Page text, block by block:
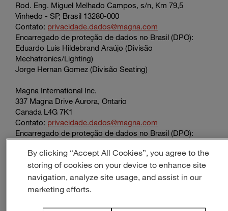
Rod. Eng. Miguel Melhado Campos, s/n, Km 79,5
Vinhedo - SP, Brasil 13280-000
Contato: privacidade.dados@magna.com
Encarregado de proteção de dados no Brasil (DPO):
Eduardo Luis Hildebrand Araújo (Divisão
Mechatronics/Lighting)
Jorge Hernan Gomez (Divisão Seating)
Magna International Inc.
337 Magna Drive Aurora, Ontario
Canada L4G 7K1
Contato: privacidade.dados@magna.com
Encarregado de proteção de dados no Brasil (DPO):
Encontre abaixo o Formulário de Informações de
Privacidade da Magna no Brasil para Clientes e
Fornecedores:
By clicking “Accept All Cookies”, you agree to the
storing of cookies on your device to enhance site
navigation, analyze site usage, and assist in our
marketing efforts.